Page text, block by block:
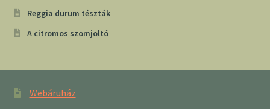
Reggia durum tészták
A citromos szomjoltó
Webáruház